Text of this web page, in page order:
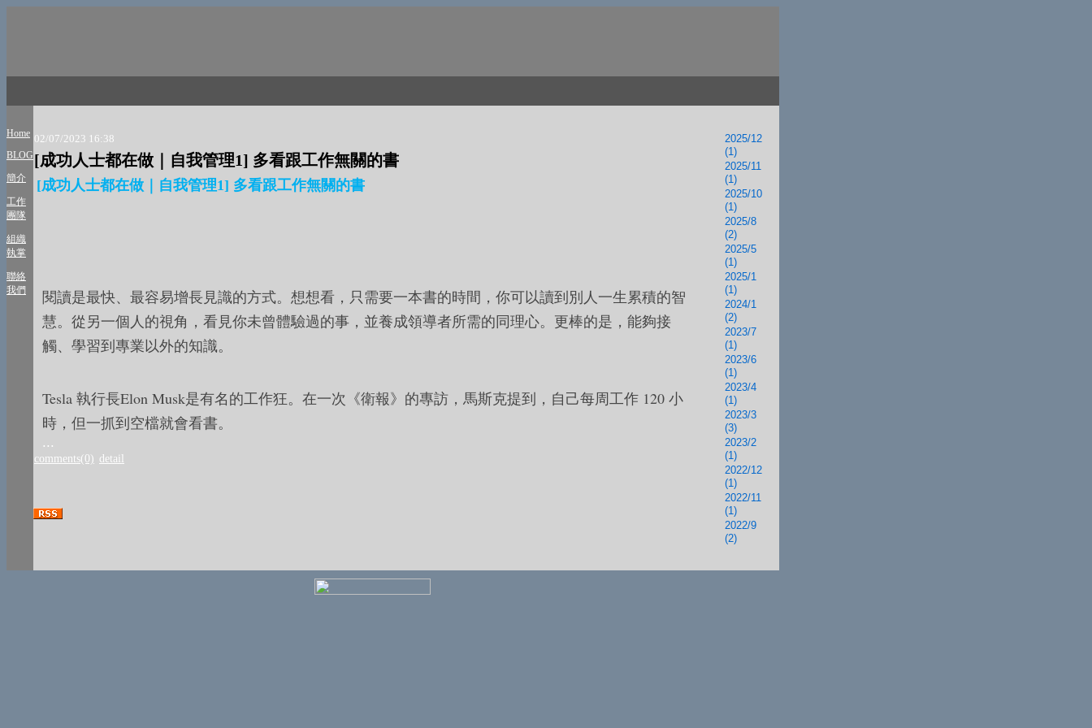
Home
BLOG
簡介
工作
團隊
組織
執掌
聯絡
我們
02/07/2023 16:38
[成功人士都在做｜自我管理1] 多看跟工作無關的書
[成功人士都在做｜自我管理1] 多看跟工作無關的書
閱讀是最快、最容易增長見識的方式。想想看，只需要一本書的時間，你可以讀到別人一生累積的智
慧。從另一個人的視角，看見你未曾體驗過的事，並養成領導者所需的同理心。更棒的是，能夠接
觸、學習到專業以外的知識。
Tesla 執行長Elon Musk是有名的工作狂。在一次《衛報》的專訪，馬斯克提到，自己每周工作 120 小
時，但一抓到空檔就會看書。
...
comments(0) detail
2025/12
(1)
2025/11
(1)
2025/10
(1)
2025/8
(2)
2025/5
(1)
2025/1
(1)
2024/1
(2)
2023/7
(1)
2023/6
(1)
2023/4
(1)
2023/3
(3)
2023/2
(1)
2022/12
(1)
2022/11
(1)
2022/9
(2)